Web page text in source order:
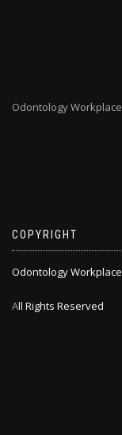
Odontology
COPYRIGHT
Odontology
All Rights Reserved